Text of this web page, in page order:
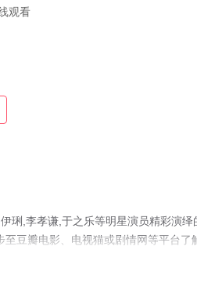
观看
琍,李孝谦,于之乐等明星演员精彩演绎
豆瓣电影、电视猫或剧情网等平台了